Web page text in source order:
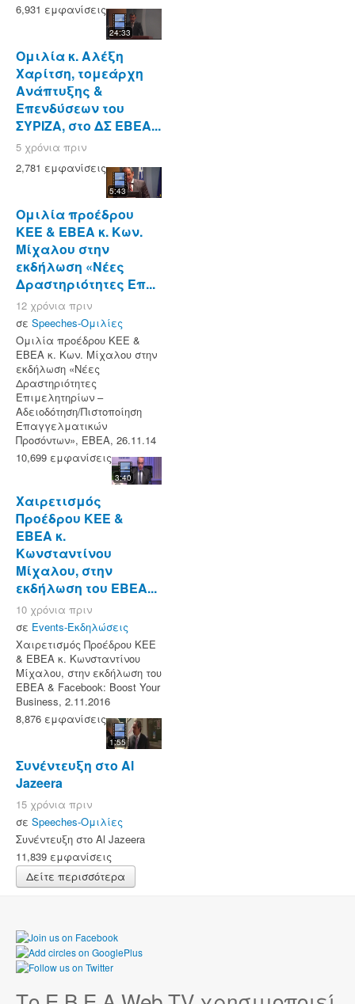
6,931 εμφανίσεις
24:33
Ομιλία κ. Αλέξη
Χαρίτση, τομεάρχη
Ανάπτυξης &
Επενδύσεων του
ΣΥΡΙΖΑ, στο ΔΣ ΕΒΕΑ...
5 χρόνια πριν
2,781 εμφανίσεις
5:43
Ομιλία προέδρου
ΚΕΕ & ΕΒΕΑ κ. Κων.
Μίχαλου στην
εκδήλωση «Νέες
Δραστηριότητες Επ...
12 χρόνια πριν
σε Speeches-Ομιλίες
Ομιλία προέδρου ΚΕΕ &
ΕΒΕΑ κ. Κων. Μίχαλου στην
εκδήλωση «Νέες
Δραστηριότητες
Επιμελητηρίων –
Αδειοδότηση/Πιστοποίηση
Επαγγελματικών
Προσόντων», ΕΒΕΑ, 26.11.14
10,699 εμφανίσεις
3:40
Χαιρετισμός
Προέδρου ΚΕΕ &
ΕΒΕΑ κ.
Κωνσταντίνου
Μίχαλου, στην
εκδήλωση του ΕΒΕΑ...
10 χρόνια πριν
σε Events-Εκδηλώσεις
Χαιρετισμός Προέδρου ΚΕΕ
& ΕΒΕΑ κ. Κωνσταντίνου
Μίχαλου, στην εκδήλωση του
ΕΒΕΑ & Facebook: Boost Your
Business, 2.11.2016
8,876 εμφανίσεις
1:55
Συνέντευξη στο Al
Jazeera
15 χρόνια πριν
σε Speeches-Ομιλίες
Συνέντευξη στο Al Jazeera
11,839 εμφανίσεις
Δείτε περισσότερα